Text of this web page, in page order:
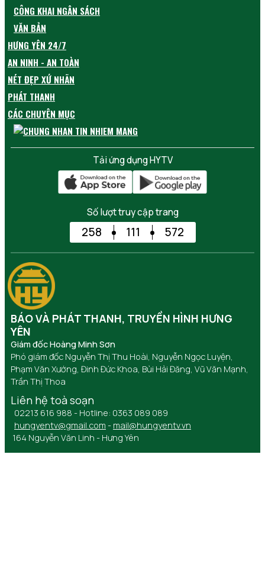
CÔNG KHAI NGÂN SÁCH
VĂN BẢN
HƯNG YÊN 24/7
AN NINH - AN TOÀN
NÉT ĐẸP XỨ NHÃN
PHÁT THANH
CÁC CHUYÊN MỤC
Tải ứng dụng HYTV
Số lượt truy cập trang
258 111 572
BÁO VÀ PHÁT THANH, TRUYỀN HÌNH HƯNG
YÊN
Giám đốc Hoàng Minh Sơn
Phó giám đốc Nguyễn Thị Thu Hoài, Nguyễn Ngọc Luyện,
Phạm Văn Xướng, Đinh Đức Khoa, Bùi Hải Đăng, Vũ Văn Mạnh,
Trần Thị Thoa
Liên hệ toà soạn
02213 616 988 - Hotline: 0363 089 089
hungyentv@gmail.com - mail@hungyentv.vn
164 Nguyễn Văn Linh - Hưng Yên